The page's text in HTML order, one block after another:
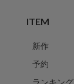
ITEM
新作
予約
ランキング